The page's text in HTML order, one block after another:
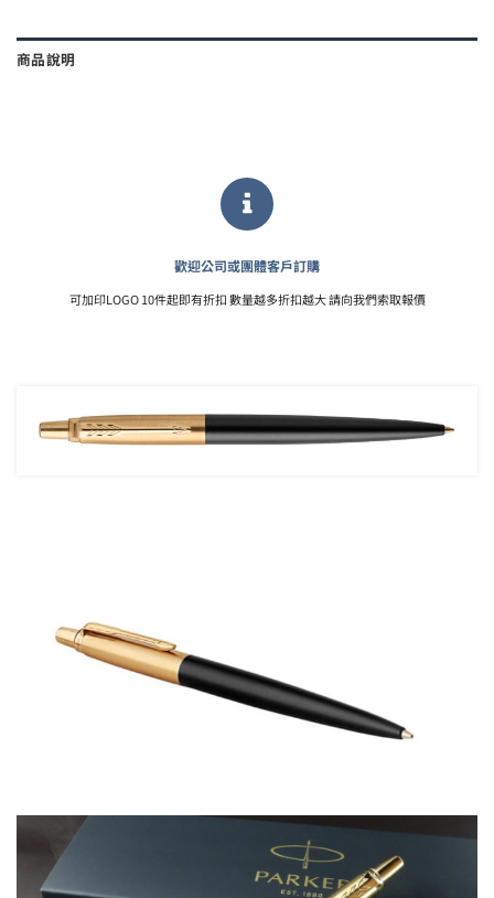
商品說明
歡迎公司或團體客戶訂購
可加印LOGO 10件起即有折扣 數量越多折扣越大 請向我們索取報價